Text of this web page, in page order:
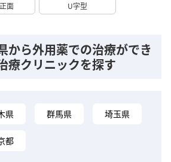
面 U字型
から外用薬での治療ができ
療クリニックを探す
県 群馬県 埼玉県
都